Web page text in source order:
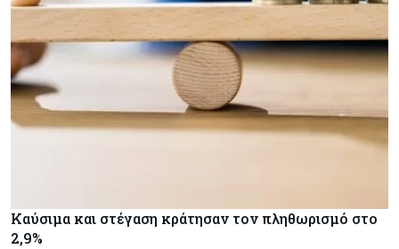
Καύσιμα και στέγαση κράτησαν τον πληθωρισμό στο
2,9%